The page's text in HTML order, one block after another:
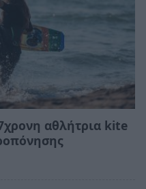
αθλήτρια kite